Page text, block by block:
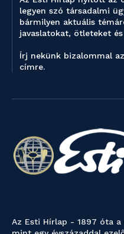
legyen szó társadalmi
bármilyen aktuális
javaslatokat, ötleteket
Írj nekünk bizalommal
címre.
Az Esti Hírlap - 1897 óta